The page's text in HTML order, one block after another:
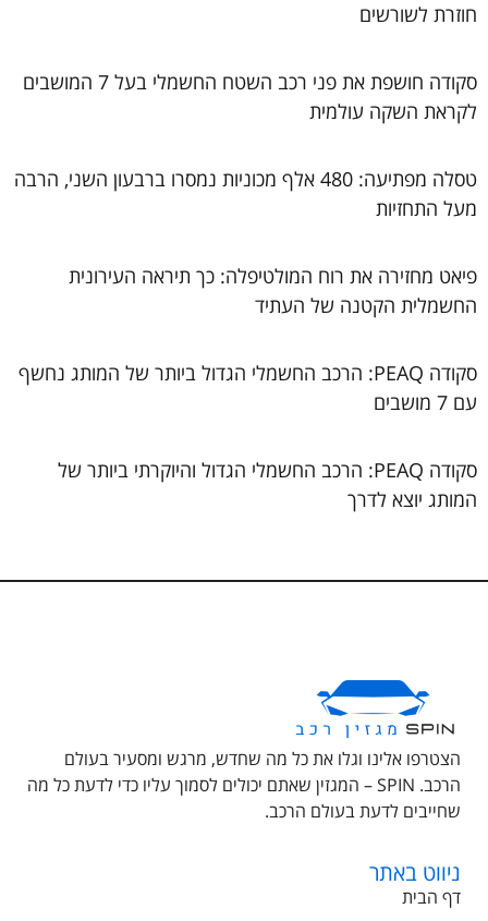
חוזרת לשורשים
סקודה חושפת את פני רכב השטח החשמלי בעל 7 המושבים
לקראת השקה עולמית
טסלה מפתיעה: 480 אלף מכוניות נמסרו ברבעון השני, הרבה
מעל התחזיות
פיאט מחזירה את רוח המולטיפלה: כך תיראה העירונית
החשמלית הקטנה של העתיד
סקודה PEAQ: הרכב החשמלי הגדול ביותר של המותג נחשף
עם 7 מושבים
סקודה PEAQ: הרכב החשמלי הגדול והיוקרתי ביותר של
המותג יוצא לדרך
הצטרפו אלינו וגלו את כל מה שחדש, מרגש ומסעיר בעולם
הרכב. SPIN – המגזין שאתם יכולים לסמוך עליו כדי לדעת כל מה
שחייבים לדעת בעולם הרכב.
ניווט באתר
דף הבית